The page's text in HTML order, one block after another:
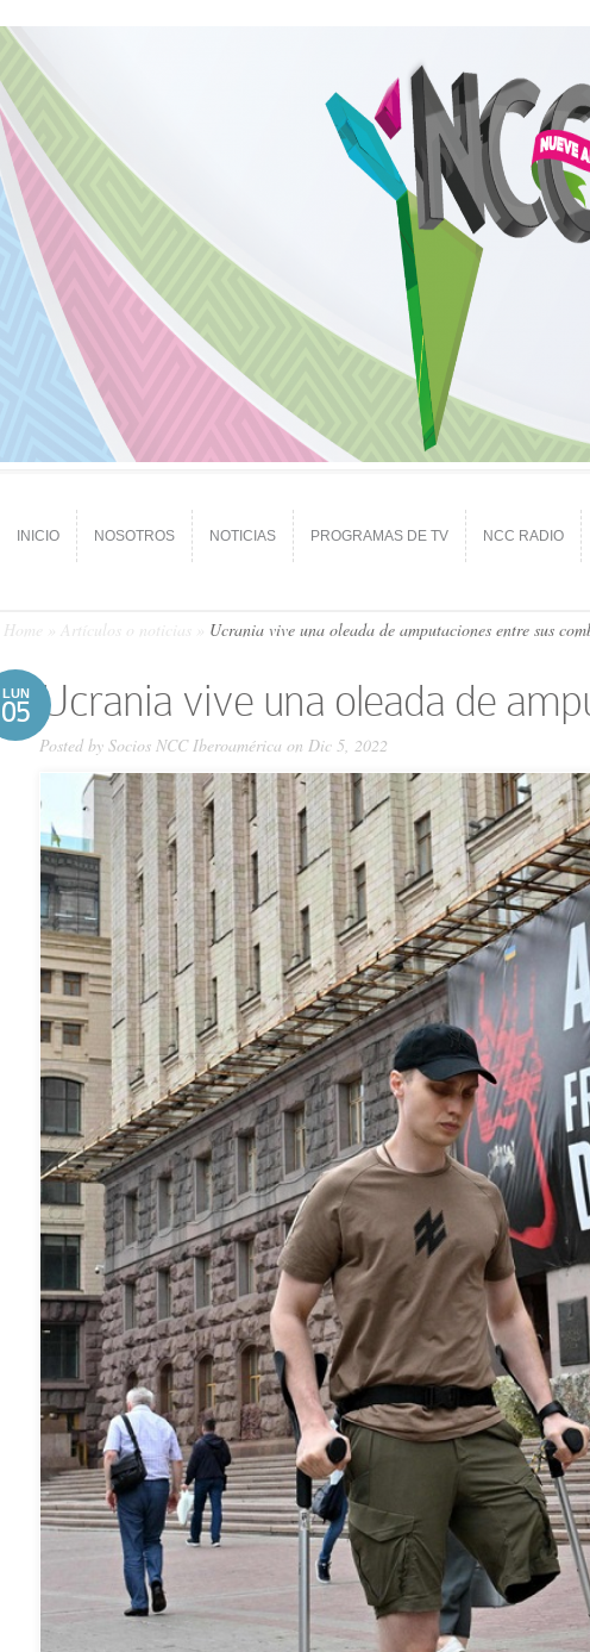
INICIO NOSOTROS NOTICIAS PROGRAMAS DE TV NCC RADIO
Home Artículos o noticias Ucrania vive una oleada de amputaciones entre sus
LUN
05 Ucrania vive una oleada de
Posted by Socios NCC Iberoamérica on Dic 5, 2022